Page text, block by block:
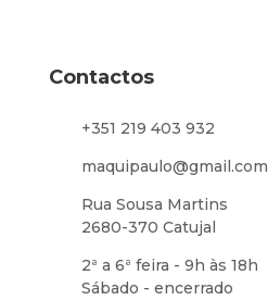
Contactos
+351 219 403 932
maquipaulo@gmail.com
Rua Sousa Martins
2680-370 Catujal
2ª a 6ª feira - 9h às 18h
Sábado - encerrado